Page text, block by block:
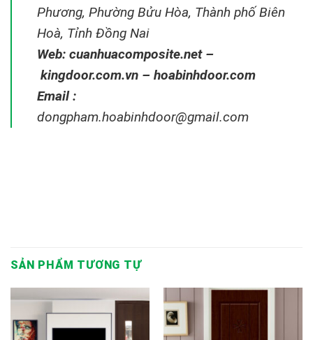
Phương, Phường Bửu Hòa, Thành phố Biên
Hoà, Tỉnh Đồng Nai
Web: cuanhuacomposite.net–
kingdoor.com.vn – hoabinhdoor.com
Email :
dongpham.hoabinhdoor@gmail.com
SẢN PHẨM TƯƠNG TỰ